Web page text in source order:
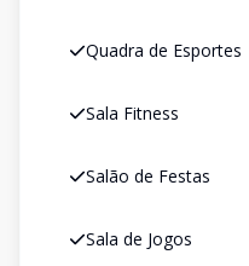
Quadra de Esportes
Sala Fitness
Salão de Festas
Sala de Jogos